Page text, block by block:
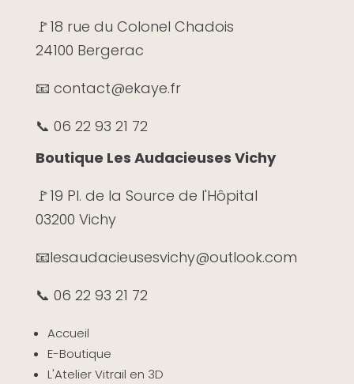
🚩18 rue du Colonel Chadois
24100 Bergerac
📧 contact@ekaye.fr
📞 06 22 93 21 72
Boutique Les Audacieuses Vichy
🚩19 Pl. de la Source de l'Hôpital
03200 Vichy
📧lesaudacieusesvichy@outlook.com
📞 06 22 93 21 72
Accueil
E-Boutique
L'Atelier Vitrail en 3D